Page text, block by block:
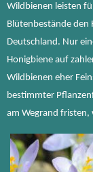
Wildbienen leisten
Blütenbestände den
Deutschland. Nur
Honigbiene auf
Wildbienen eher
bestimmter
am Wegrand fristen,